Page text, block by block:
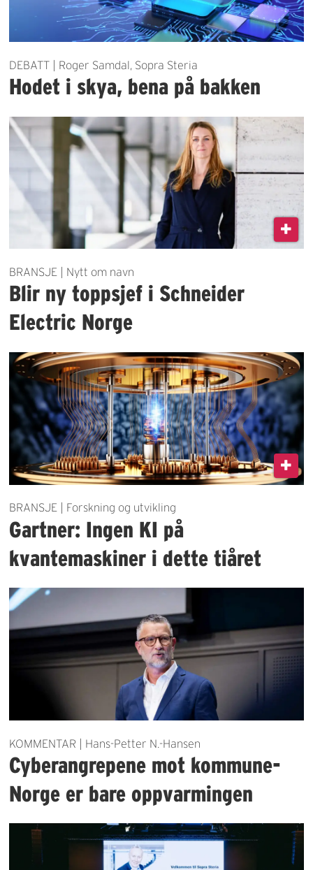
DEBATT | Roger Samdal, Sopra Steria
Hodet i skya, bena på bakken
BRANSJE | Nytt om navn
Blir ny toppsjef i Schneider
Electric Norge
BRANSJE | Forskning og utvikling
Gartner: Ingen KI på
kvantemaskiner i dette tiåret
KOMMENTAR | Hans-Petter N.-Hansen
Cyberangrepene mot kommune-
Norge er bare oppvarmingen